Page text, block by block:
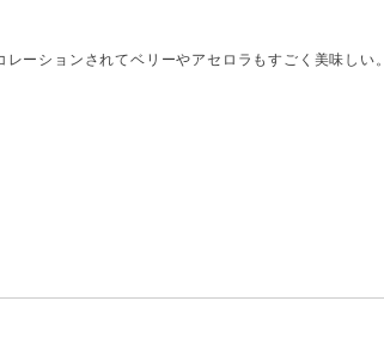
ーションされてベリーやアセロラもすごく美味しい。